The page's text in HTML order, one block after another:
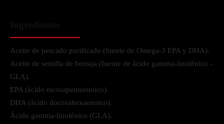
Aceite de pescado purificado (fuente de Omega-3 EPA y DHA).
Aceite de semilla de borraja (fuente de ácido gamma-linolénico -
GLA).
EPA (ácido eicosapentaenoico).
DHA (ácido docosahexaenoico).
Ácido gamma-linolénico (GLA).